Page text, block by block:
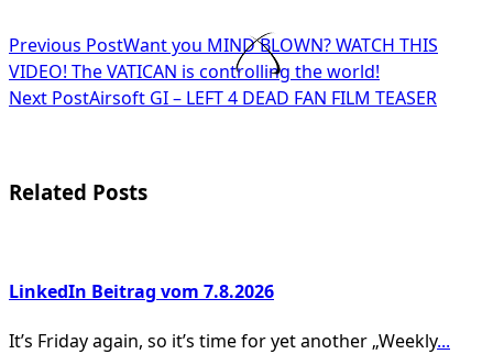
<span
class="nav-
reader-
Previous PostWant you MIND BLOWN? WATCH THIS
VIDEO! The VATICAN is controlling the world!
Next PostAirsoft GI – LEFT 4 DEAD FAN FILM TEASER
Related Posts
LinkedIn Beitrag vom 7.8.2026
It’s Friday again, so it’s time for yet another „Weekly...